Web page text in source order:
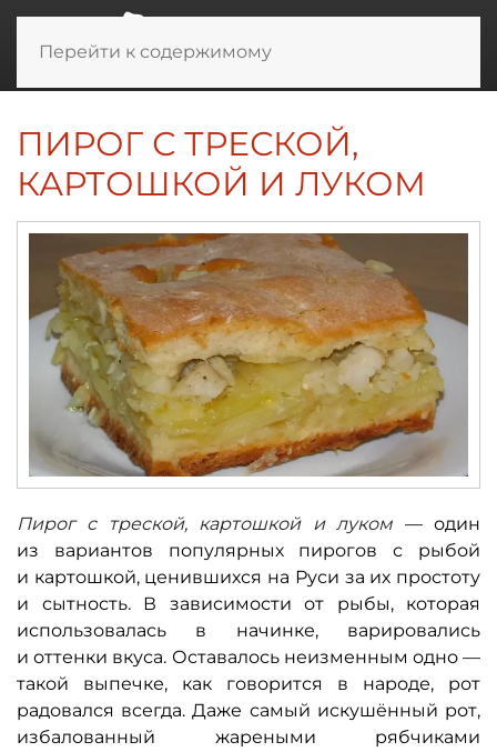
Перейти к содержимому
ПИРОГ С ТРЕСКОЙ,
КАРТОШКОЙ И ЛУКОМ
Пирог с треской, картошкой и луком — один
из вариантов популярных пирогов с рыбой
и картошкой, ценившихся на Руси за их простоту
и сытность. В зависимости от рыбы, которая
использовалась в начинке, варировались
и оттенки вкуса. Оставалось неизменным одно —
такой выпечке, как говорится в народе, рот
радовался всегда. Даже самый искушённый рот,
избалованный жареными рябчиками